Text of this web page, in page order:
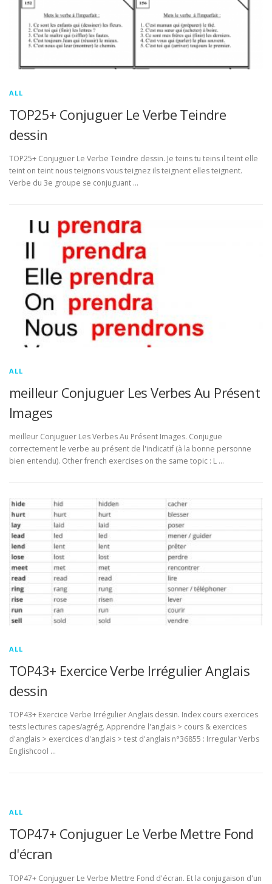
ALL
TOP25+ Conjuguer Le Verbe Teindre
dessin
TOP25+ Conjuguer Le Verbe Teindre dessin. Je teins tu teins il teint elle
teint on teint nous teignons vous teignez ils teignent elles teignent.
Verbe du 3e groupe se conjuguant …
ALL
meilleur Conjuguer Les Verbes Au Présent
Images
meilleur Conjuguer Les Verbes Au Présent Images. Conjugue
correctement le verbe au présent de l'indicatif (à la bonne personne
bien entendu). Other french exercises on the same topic : L …
ALL
TOP43+ Exercice Verbe Irrégulier Anglais
dessin
TOP43+ Exercice Verbe Irrégulier Anglais dessin. Index cours exercices
tests lectures capes/agrég. Apprendre l'anglais > cours & exercices
d'anglais > exercices d'anglais > test d'anglais n°36855 : Irregular Verbs
Englishcool …
ALL
TOP47+ Conjuguer Le Verbe Mettre Fond
d'écran
TOP47+ Conjuguer Le Verbe Mettre Fond d'écran. Et la conjugaison d'un